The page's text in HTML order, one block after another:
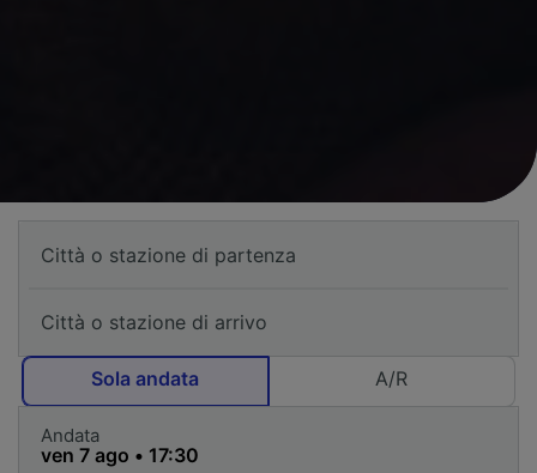
Sola andata A/R
Andata